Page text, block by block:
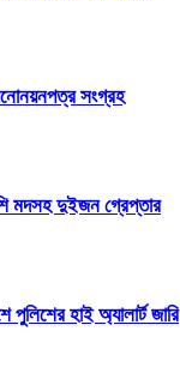
মনোনয়নপত্র সংগ্রহ
মদসহ দুইজন গ্রেপ্তার
পুলিশের হাই অ্যালার্ট জারি